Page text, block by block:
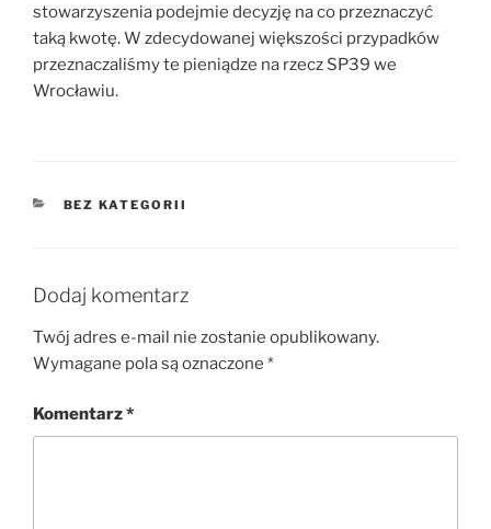
stowarzyszenia podejmie decyzję na co przeznaczyć
taką kwotę. W zdecydowanej większości przypadków
przeznaczaliśmy te pieniądze na rzecz SP39 we
Wrocławiu.
KATEGORIE
BEZ KATEGORII
Dodaj komentarz
Twój adres e-mail nie zostanie opublikowany.
Wymagane pola są oznaczone *
Komentarz*